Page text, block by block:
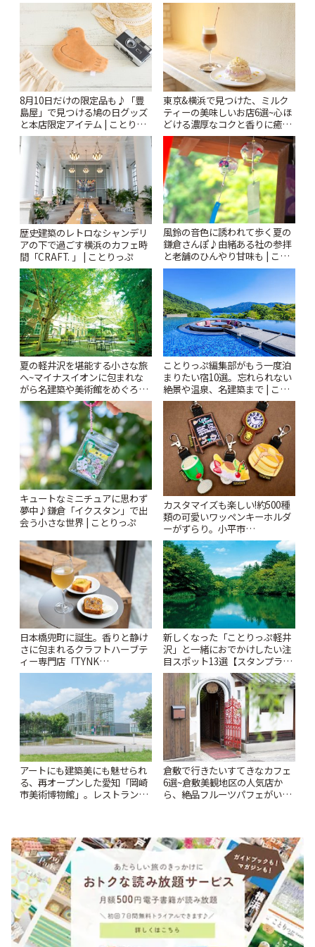
8月10日だけの限定品も♪「豊
島屋」で見つける鳩の日グッズ
と本店限定アイテム | ことりっ
ぷ
東京&横浜で見つけた、ミルク
ティーの美味しいお店6選~心ほ
どける濃厚なコクと香りに癒や
されるティータイム~ | ことりっ
ぷ
歴史建築のレトロなシャンデリ
アの下で過ごす横浜のカフェ時
間「CRAFT. 」 | ことりっぷ
風鈴の音色に誘われて歩く夏の
鎌倉さんぽ♪由緒ある社の参拝
と老舗のひんやり甘味も | こと
りっぷ
夏の軽井沢を堪能する小さな旅
へ~マイナスイオンに包まれな
がら名建築や美術館をめぐろう
~ | ことりっぷ
ことりっぷ編集部がもう一度泊
まりたい宿10選。忘れられない
絶景や温泉、名建築まで | こと
りっぷ
キュートなミニチュアに思わず
夢中♪鎌倉「イクスタン」で出
会う小さな世界 | ことりっぷ
カスタマイズも楽しい!約500種
類の可愛いワッペンキーホルダ
ーがずらり。小平市
「Kimamaya T&K」 | ことりっ
ぷ
日本橋兜町に誕生。香りと静け
さに包まれるクラフトハーブテ
ィー専門店「TYNK
Kabutocho」 | ことりっぷ
新しくなった「ことりっぷ軽井
沢」と一緒におでかけしたい注
目スポット13選【スタンプラリ
ー開催中】 | ことりっぷ
アートにも建築美にも魅せられ
る、再オープンした愛知「岡崎
市美術博物館」。レストランや
倉敷で行きたいすてきなカフェ
6選~倉敷美観地区の人気店か
ら、絶品フルーツパフェがいた